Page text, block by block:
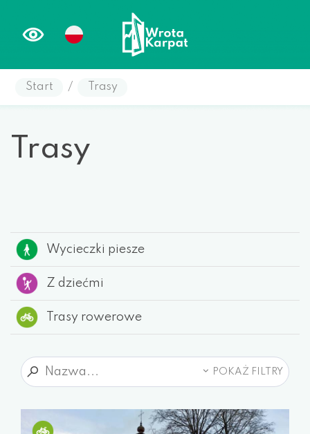
Start / Trasy
Trasy
Wycieczki piesze
Z dziećmi
Trasy rowerowe
POKAŻ FILTRY